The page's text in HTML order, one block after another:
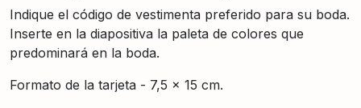
Indique el código de vestimenta preferido para su boda.
Inserte en la diapositiva la paleta de colores que
predominará en la boda.
Formato de la tarjeta - 7,5 × 15 cm.